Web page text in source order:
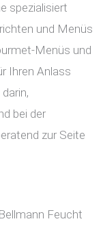
spezialisiert
und Menüs
Menüs und
Ihren Anlass
bei der
zur Seite
Feucht